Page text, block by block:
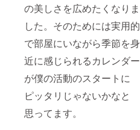
の美しさを広めたくなりま
した。そのためには実用的
で部屋にいながら季節を身
近に感じられるカレンダー
が僕の活動のスタートに
ピッタリじゃないかなと
思ってます。